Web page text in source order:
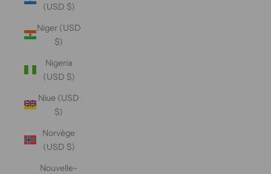
(USD $)
Niger (USD
$)
Nigeria
(USD $)
Niue (USD
$)
Norvège
(USD $)
Nouvelle-